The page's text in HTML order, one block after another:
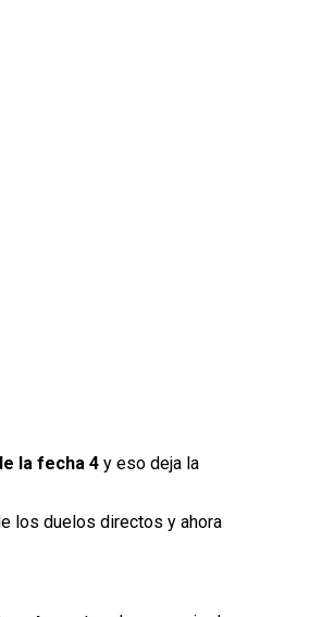
la fecha 4 y eso deja la
los duelos directos y ahora